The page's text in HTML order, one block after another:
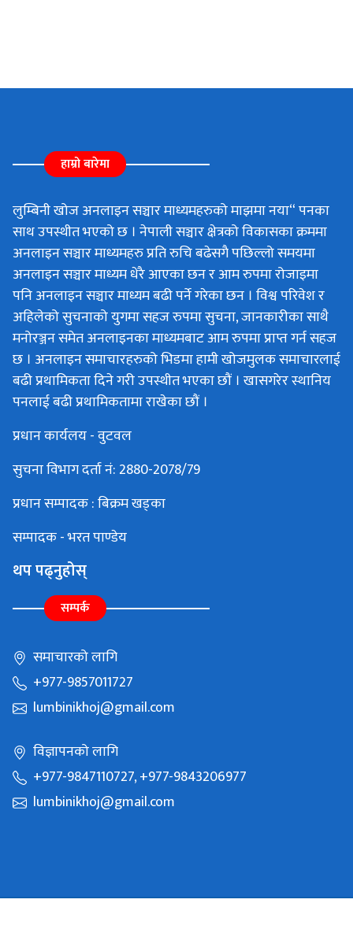
हाम्रो बारेमा
लुम्बिनी खोज अनलाइन सञ्चार माध्यमहरुको माझमा नया“ पनका
साथ उपस्थीत भएको छ । नेपाली सञ्चार क्षेत्रको विकासका क्रममा
अनलाइन सञ्चार माध्यमहरु प्रति रुचि बढेसगै पछिल्लो समयमा
अनलाइन सञ्चार माध्यम धेरै आएका छन र आम रुपमा रोजाइमा
पनि अनलाइन सञ्चार माध्यम बढी पर्ने गरेका छन । विश्व परिवेश र
अहिलेको सुचनाको युगमा सहज रुपमा सुचना, जानकारीका साथै
मनोरञ्जन समेत अनलाइनका माध्यमबाट आम रुपमा प्राप्त गर्न सहज
छ । अनलाइन समाचारहरुको भिडमा हामी खोजमुलक समाचारलाई
बढी प्रथामिकता दिने गरी उपस्थीत भएका छौं । खासगरेर स्थानिय
पनलाई बढी प्रथामिकतामा राखेका छौं ।
प्रधान कार्यलय - वुटवल
सुचना विभाग दर्ता नं: 2880-2078/79
प्रधान सम्पादक : बिक्रम खड्का
सम्पादक - भरत पाण्डेय
थप पढ्नुहोस्
सम्पर्क
समाचारको लागि
+977-9857011727
lumbinikhoj@gmail.com
विज्ञापनको लागि
+977-9847110727, +977-9843206977
lumbinikhoj@gmail.com